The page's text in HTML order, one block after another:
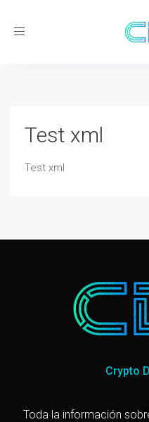
Toggle
Test xml
Test xml
Crypto
Toda la información